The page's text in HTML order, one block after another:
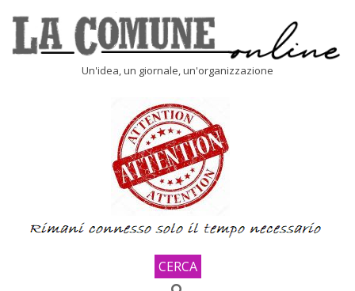
content
Un'idea, un giornale, un'organizzazione
CERCA
Search